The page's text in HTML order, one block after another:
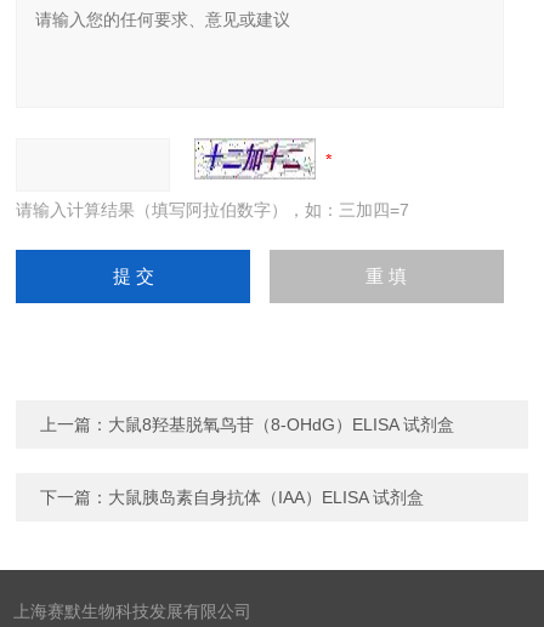
请输入计算结果（填写阿拉伯数字），如：三加四=7
上一篇： 大鼠8羟基脱氧鸟苷（8-OHdG）ELISA 试剂盒
下一篇： 大鼠胰岛素自身抗体（IAA）ELISA 试剂盒
上海赛默生物科技发展有限公司